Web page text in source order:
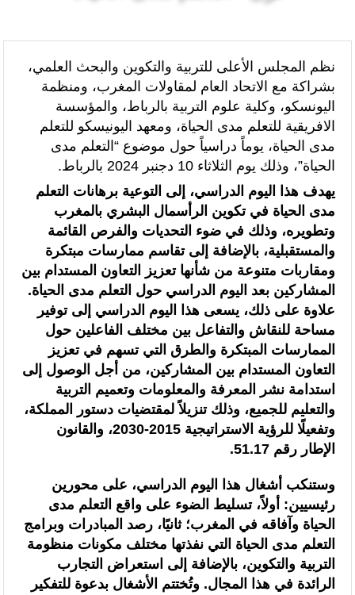
شمال إفريقيا والساحل وغرب إفريقيا (ANSCO) .(بيان صحفي )
قراءة سوسيولوجية :أزمة العبور الجماعي الأخيرة نحو سبتة تكشف عن موت
التاطير الحزبي وهيمنة الخوارزميات والصفحات الافتراضية
القوات المسلحة الملكية .. جاهزية عملياتية وتدخلات جوية منسقة لمكافحة
حرائق الغابات
تدبير ملف الهجرة “مسؤولية مشتركة” والمغرب “تحمل دوما نصيبه منها”
(مصدر حكومي)
برقية تهنئة إلى جلالة الملك من المدير العام لمنظمة “إيسيسكو” بمناسبة عيد
العرش المجيد
المنتخب المغربي للسيدات يتأهل إلى ربع النهائي عقب تعادله أمام نظيره
السنغالي (0-0)
نظم المجلس الأعلى للتربية والتكوين والبحث العلمي،
بشراكة مع الاتحاد العام لمقاولات المغرب، ومنظمة
اليونسكو، وكلية علوم التربية بالرباط، والمؤسسة
الافريقية للتعلم مدى الحياة، ومعهد اليونيسكو للتعلم
مدى الحياة، يوماً دراسياً حول موضوع “التعلم مدى
الحياة”، وذلك يوم الثلاثاء 10 دجنبر 2024 بالرباط.
يهدف هذا اليوم الدراسي، إلى التوعية برهانات التعلم
مدى الحياة في تكوين الرأسمال البشري بالمغرب
وتطويره، وذلك في ضوء التحديات والفرص القائمة
والمستقبلية، بالإضافة إلى تقاسم ممارسات مبتكرة
ومقاربات متنوعة من شأنها تعزيز التعاون المستدام بين
المشاركين بعد اليوم الدراسي حول التعلم مدى الحياة.
علاوة على ذلك، يسعى هذا اليوم الدراسي إلى توفير
مساحة للنقاش والتفاعل بين مختلف الفاعلين حول
الممارسات المبتكرة والطرق التي تسهم في تعزيز
التعاون المستدام بين المشاركين، من أجل الوصول إلى
استدامة نشر المعرفة والمعلومات وتعميم التربية
والتعليم للجميع، وذلك تنزيلاً لمقتضيات دستور المملكة،
وتفعيلًا للرؤية الاستراتيجية 2015-2030، والقانون
الإطار رقم 51.17.
وستنكب أشغال هذا اليوم الدراسي، على محورين
رئيسيين: أولاً، تسليط الضوء على واقع التعلم مدى
الحياة وآفاقه في المغرب؛ ثانيًا، رصد المبادرات وبرامج
التعلم مدى الحياة التي نفذتها مختلف مكونات منظومة
التربية والتكوين، بالإضافة إلى استعراض التجارب
الرائدة في هذا المجال. وتُختتم الأشغال بدعوة للتفكير